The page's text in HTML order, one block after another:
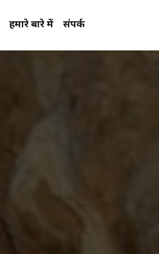
हमारे बारे में संपर्क